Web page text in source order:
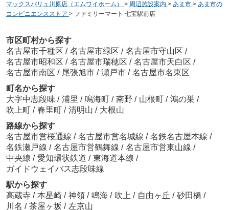
マックスバリュ川原店（エムワイホーム） > 周辺施設案内 > あま市 > あま市の
コンビニエンスストア > ファミリーマート 七宝駅前店
市区町村から探す
名古屋市千種区 / 名古屋市緑区 / 名古屋市守山区 /
名古屋市昭和区 / 名古屋市瑞穂区 / 名古屋市天白区 /
名古屋市南区 / 尾張旭市 / 瀬戸市 / 名古屋市名東区
町名から探す
大字中志段味 / 浦里 / 鳴海町 / 南野 / 山根町 / 鴻の巣 /
吹上町 / 春里町 / 清明山 / 大根山
路線から探す
名古屋市営桜通線 / 名古屋市営名城線 / 名鉄名古屋本線 /
名鉄瀬戸線 / 名古屋市営鶴舞線 / 名古屋市営東山線 /
中央線 / 愛知環状鉄道 / 東海道本線 /
ガイドウェイバス志段味線
駅から探す
高蔵寺 / 本星崎 / 神領 / 鳴海 / 吹上 / 自由ヶ丘 / 砂田橋 /
川名 / 茶屋ヶ坂 / 左京山